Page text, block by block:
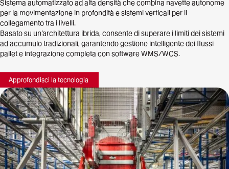
Sistema automatizzato ad alta densità che combina navette autonome
per la movimentazione in profondità e sistemi verticali per il
collegamento tra i livelli.
Basato su un’architettura ibrida, consente di superare i limiti dei sistemi
ad accumulo tradizionali, garantendo gestione intelligente dei flussi
pallet e integrazione completa con software WMS/WCS.
Approfondisci la tecnologia